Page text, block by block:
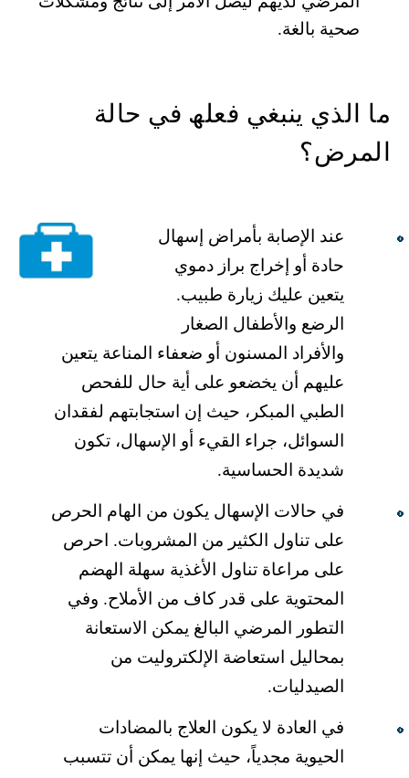
صحیة بالغة.
ما الذي ینبغي فعلھ في حالة
المرض؟
عند الإصابة بأمراض إسھال
حادة أو إخراج براز دموي
یتعین علیك زیارة طبیب.
الرضع والأطفال الصغار
والأفراد المسنون أو ضعفاء المناعة یتعین
علیھم أن یخضعو على أیة حال للفحص
الطبي المبكر، حیث إن استجابتھم لفقدان
السوائل، جراء القيء أو الإسھال، تكون
شدیدة الحساسیة.
في حالات الإسھال یكون من الھام الحرص
على تناول الكثیر من المشروبات. احرص
على مراعاة تناول الأغذیة سھلة الھضم
المحتویة على قدر كاف من الأملاح. وفي
التطور المرضي البالغ یمكن الاستعانة
بمحالیل استعاضة الإلكترولیت من
الصیدلیات.
في العادة لا یكون العلاج بالمضادات
الحیویة مجدیاً، حیث إنھا یمكن أن تتسبب